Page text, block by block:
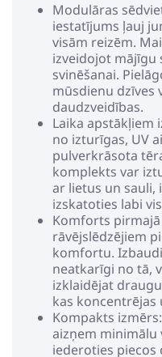
Modulāras
iestatījums ļauj
visām reizēm.
izveidojot mājīgu
svinēšanai.
mūsdienu dzīves
daudzveidības.
Laika apstākļiem
no izturīgas, UV
pulverkrāsota
komplekts var
ar lietus un sauli,
izskatoties labi
Komforts
rāvējslēdzējiem
komfortu.
neatkarīgi no tā,
izklaidējat
kas koncentrējas
Kompakts
aizņem minimālu
iederoties piecos